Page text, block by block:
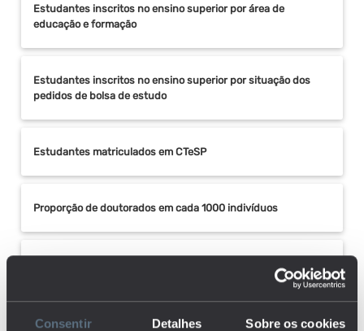
Consentir Detalhes Sobre os cookies
Estudantes inscritos no ensino superior por área de
educação e formação
Estudantes inscritos no ensino superior por situação dos
pedidos de bolsa de estudo
Estudantes matriculados em CTeSP
Proporção de doutorados em cada 1000 indivíduos